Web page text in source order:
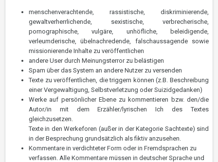
menschenverachtende, rassistische, diskriminierende,
gewaltverherrlichende, sexistische, verbrecherische,
pornographische, vulgäre, unhöfliche, beleidigende,
verleumderische, übelnachredende, falschaussagende sowie
missionierende Inhalte zu veröffentlichen
andere User durch Meinungsterror zu belästigen
Spam über das System an andere Nutzer zu versenden
Texte zu veröffentlichen, die triggern können (z.B. Beschreibung
einer Vergewaltigung, Selbstverletzung oder Suizidgedanken)
Werke auf persönlicher Ebene zu kommentieren bzw. den/die
Autor/in mit dem Erzähler/lyrischen Ich des Textes
gleichzusetzen.
Texte in den Werkeforen (außer in der Kategorie Sachtexte) sind
in der Besprechung grundsätzlich als fiktiv anzusehen.
Kommentare in verdichteter Form oder in Fremdsprachen zu
verfassen. Alle Kommentare müssen in deutscher Sprache und